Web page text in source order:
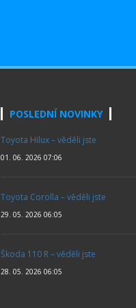
POSLEDNÍ NOVINKY
Toyota Hilux – věděli jste
01. 06. 2026 07:06
Toyota Corolla – věděli jste
29. 05. 2026 06:05
Škoda 110 R – věděli jste
28. 05. 2026 06:05